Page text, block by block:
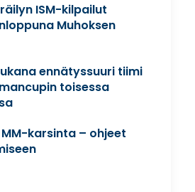
ISM-kilpailut
Muhoksen
ennätyssuuri tiimi
toisessa
karsinta – ohjeet